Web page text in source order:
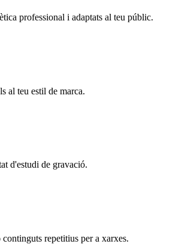
professional i adaptats al teu públic.
al teu estil de marca.
d'estudi de gravació.
repetitius per a xarxes.